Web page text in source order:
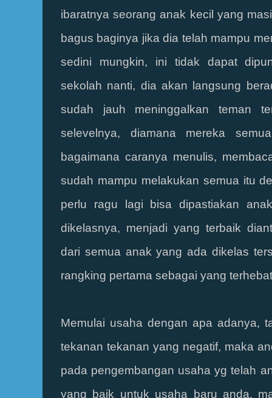
ibaratnya seorang anak kecil yang
bagus baginya jika dia telah mampu
sedini mungkin, ini tidak dapat
sekolah nanti, dia akan langsung
sudah jauh meninggalkan teman
selevelnya, diamana mereka
bagaimana caranya menulis,
sudah mampu melakukan semua itu
perlu ragu lagi bisa dipastiakan
dikelasnya, menjadi yang terbaik
dari semua anak yang ada dikelas
rangking pertama sebagai yang
Memulai usaha dengan apa adanya,
tekanan tekanan yang negatif, maka
pada pengembangan usaha yg telah
yang baik untuk usaha baru anda,